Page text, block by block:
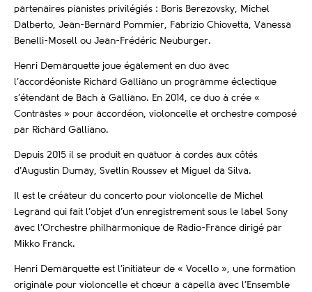
partenaires pianistes privilégiés : Boris Berezovsky, Michel
Dalberto, Jean-Bernard Pommier, Fabrizio Chiovetta, Vanessa
Benelli-Mosell ou Jean-Frédéric Neuburger.
Henri Demarquette joue également en duo avec
l’accordéoniste Richard Galliano un programme éclectique
s’étendant de Bach à Galliano. En 2014, ce duo à crée «
Contrastes » pour accordéon, violoncelle et orchestre composé
par Richard Galliano.
Depuis 2015 il se produit en quatuor à cordes aux côtés
d’Augustin Dumay, Svetlin Roussev et Miguel da Silva.
Il est le créateur du concerto pour violoncelle de Michel
Legrand qui fait l’objet d’un enregistrement sous le label Sony
avec l’Orchestre philharmonique de Radio-France dirigé par
Mikko Franck.
Henri Demarquette est l’initiateur de « Vocello », une formation
originale pour violoncelle et chœur a capella avec l’Ensemble